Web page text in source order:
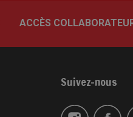
ACCÈS
Suivez-nous